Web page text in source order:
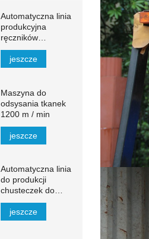
Automatyczna linia
produkcyjna
ręczników
papierowych MJN-
PLjeszcze
Maszyna do
odsysania tkanek
1200 m / min
jeszcze
Automatyczna linia
do produkcji
chusteczek do
twarzy YH-FG
jeszcze